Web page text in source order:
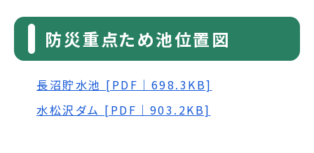
防災重点ため池位置図
長沼貯水池 [PDF｜698.3KB]
水松沢ダム [PDF｜903.2KB]